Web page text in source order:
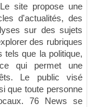
site propose une
d'actualités, des
sur des sujets
des rubriques
tels que la politique,
qui permet une
Le public visé
que toute personne
76 News se